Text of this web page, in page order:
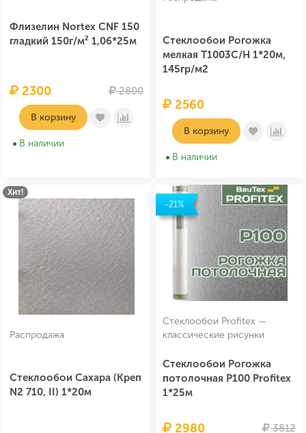
Флизелин Nortex CNF 150
гладкий 150г/м² 1,06*25м
2300 2800
В корзину
В наличии
Стеклообои Рогожка
мелкая T1003С/Н 1*20м,
145гр/м2
2560
В корзину
В наличии
Хит!
Распродажа
Стеклообои Сахара (Креп
N2 710, II) 1*20м
-21%
Стеклообои Profitex —
классические рисунки
Стеклообои Рогожка
потолочная P100 Profitex
1*25м
2980 3812